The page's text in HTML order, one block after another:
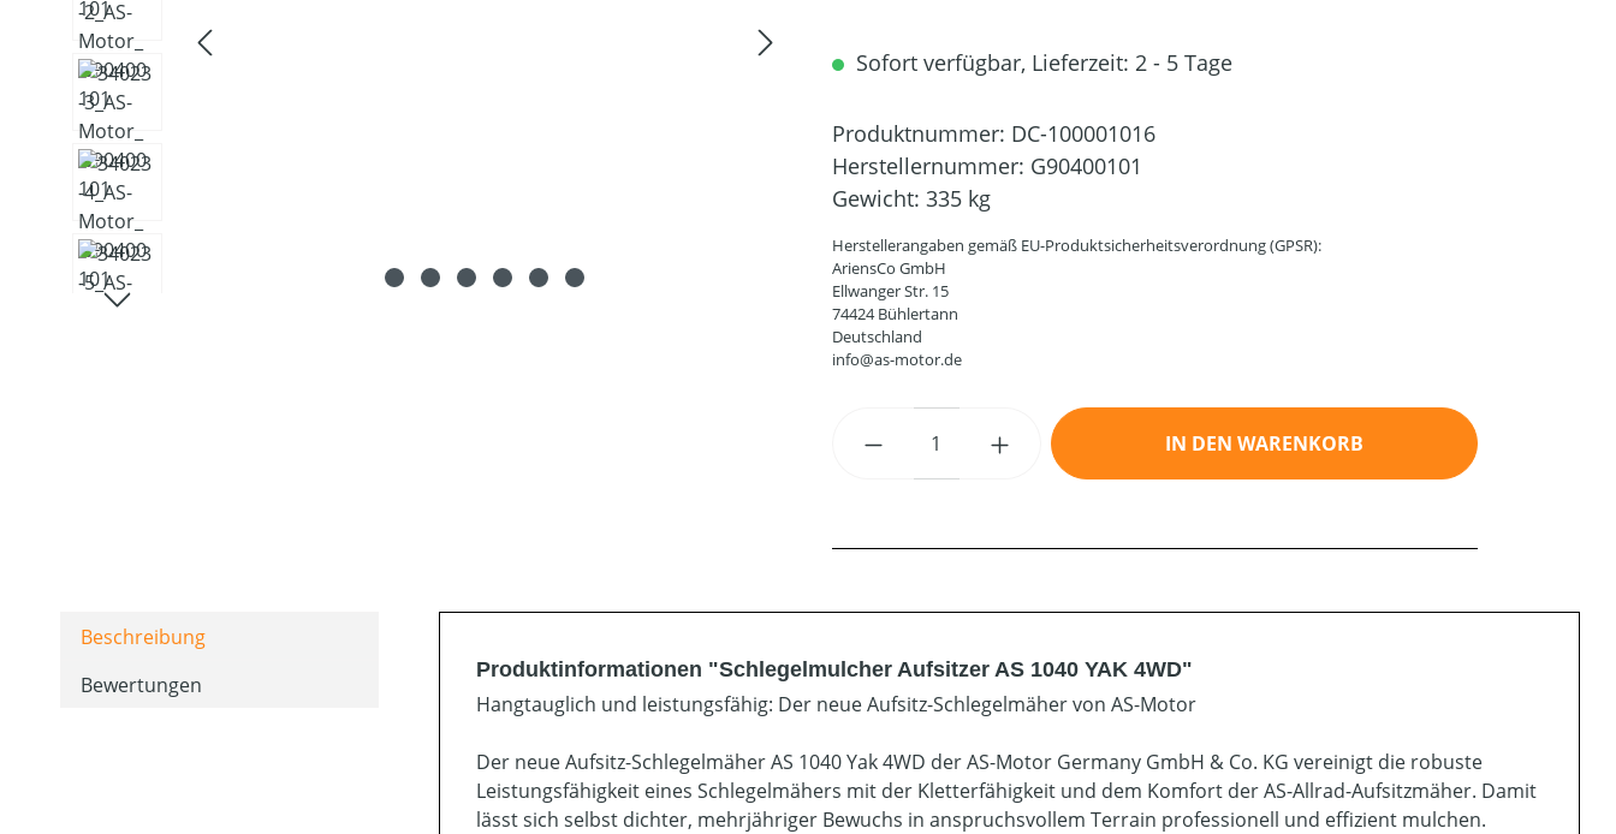
Sofort verfügbar, Lieferzeit: 2 - 5 Tage
Produktnummer: DC-100001016
Herstellernummer: G90400101
Gewicht: 335 kg
Herstellerangaben gemäß EU-Produktsicherheitsverordnung (GPSR):
AriensCo GmbH
Ellwanger Str. 15
74424 Bühlertann
Deutschland
info@as-motor.de
Produkt Anzahl: Gib den gewünschten Wert ein oder
IN DEN WARENKORB
Beschreibung
Bewertungen
Produktinformationen "Schlegelmulcher Aufsitzer AS 1040 YAK 4WD"
Hangtauglich und leistungsfähig: Der neue Aufsitz-Schlegelmäher von AS-Motor
Der neue Aufsitz-Schlegelmäher AS 1040 Yak 4WD der AS-Motor Germany GmbH & Co. KG vereinigt die robuste
Leistungsfähigkeit eines Schlegelmähers mit der Kletterfähigkeit und dem Komfort der AS-Allrad-Aufsitzmäher. Damit
lässt sich selbst dichter, mehrjähriger Bewuchs in anspruchsvollem Terrain professionell und effizient mulchen.